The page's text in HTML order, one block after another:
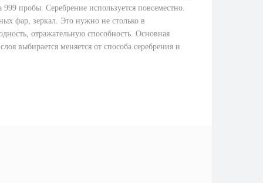
пробы. Серебрение используется повсеместно.
фар, зеркал. Это нужно не столько в
отражательную способность. Основная
выбирается меняется от способа серебрения и